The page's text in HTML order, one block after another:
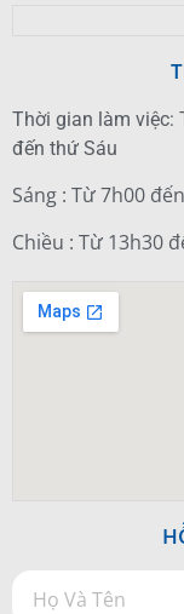
Thời gian làm việc:
đến thứ Sáu
Sáng : Từ 7h00
Chiều : Từ 13h30